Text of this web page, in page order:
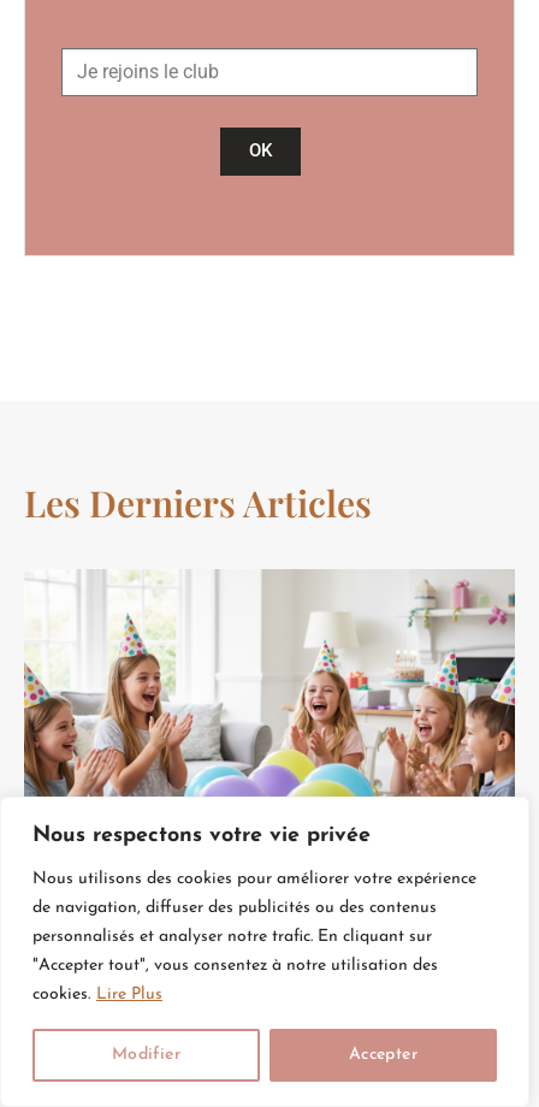
Nous respectons votre vie privée
Nous utilisons des cookies pour améliorer votre expérience
de navigation, diffuser des publicités ou des contenus
personnalisés et analyser notre trafic. En cliquant sur
"Accepter tout", vous consentez à notre utilisation des
cookies. Lire Plus
Modifier Accepter
OK
Les Derniers Articles
Animation Anniversaire Enfant : Comment
Créer Une Fête Magique Et Mémorable